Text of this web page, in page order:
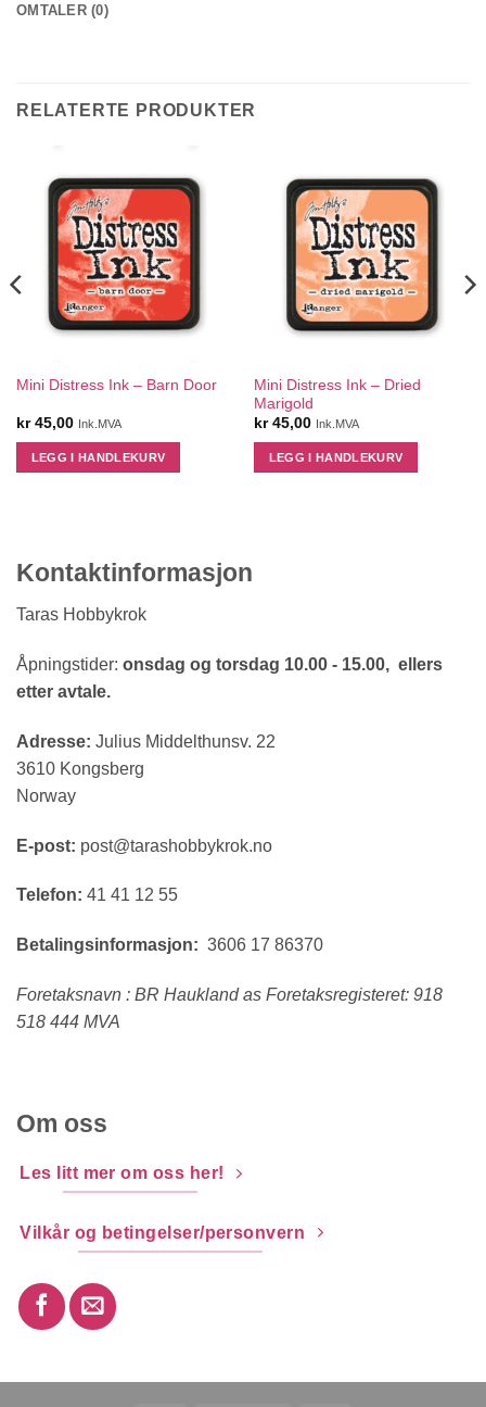
OMTALER (0)
RELATERTE PRODUKTER
Mini Distress Ink – Barn Door
kr45,00 Ink.MVA
LEGG I HANDLEKURV
Mini Distress Ink – Dried
Marigold
kr45,00 Ink.MVA
LEGG I HANDLEKURV
Kontaktinformasjon
Taras Hobbykrok
Åpningstider: onsdag og torsdag 10.00 - 15.00, ellers
etter avtale.
Adresse: Julius Middelthunsv. 22
3610 Kongsberg
Norway
E-post: post@tarashobbykrok.no
Telefon: 41 41 12 55
Betalingsinformasjon: 3606 17 86370
Foretaksnavn : BR Haukland as Foretaksregisteret: 918
518 444 MVA
Om oss
Les litt mer om oss her!
Vilkår og betingelser/personvern